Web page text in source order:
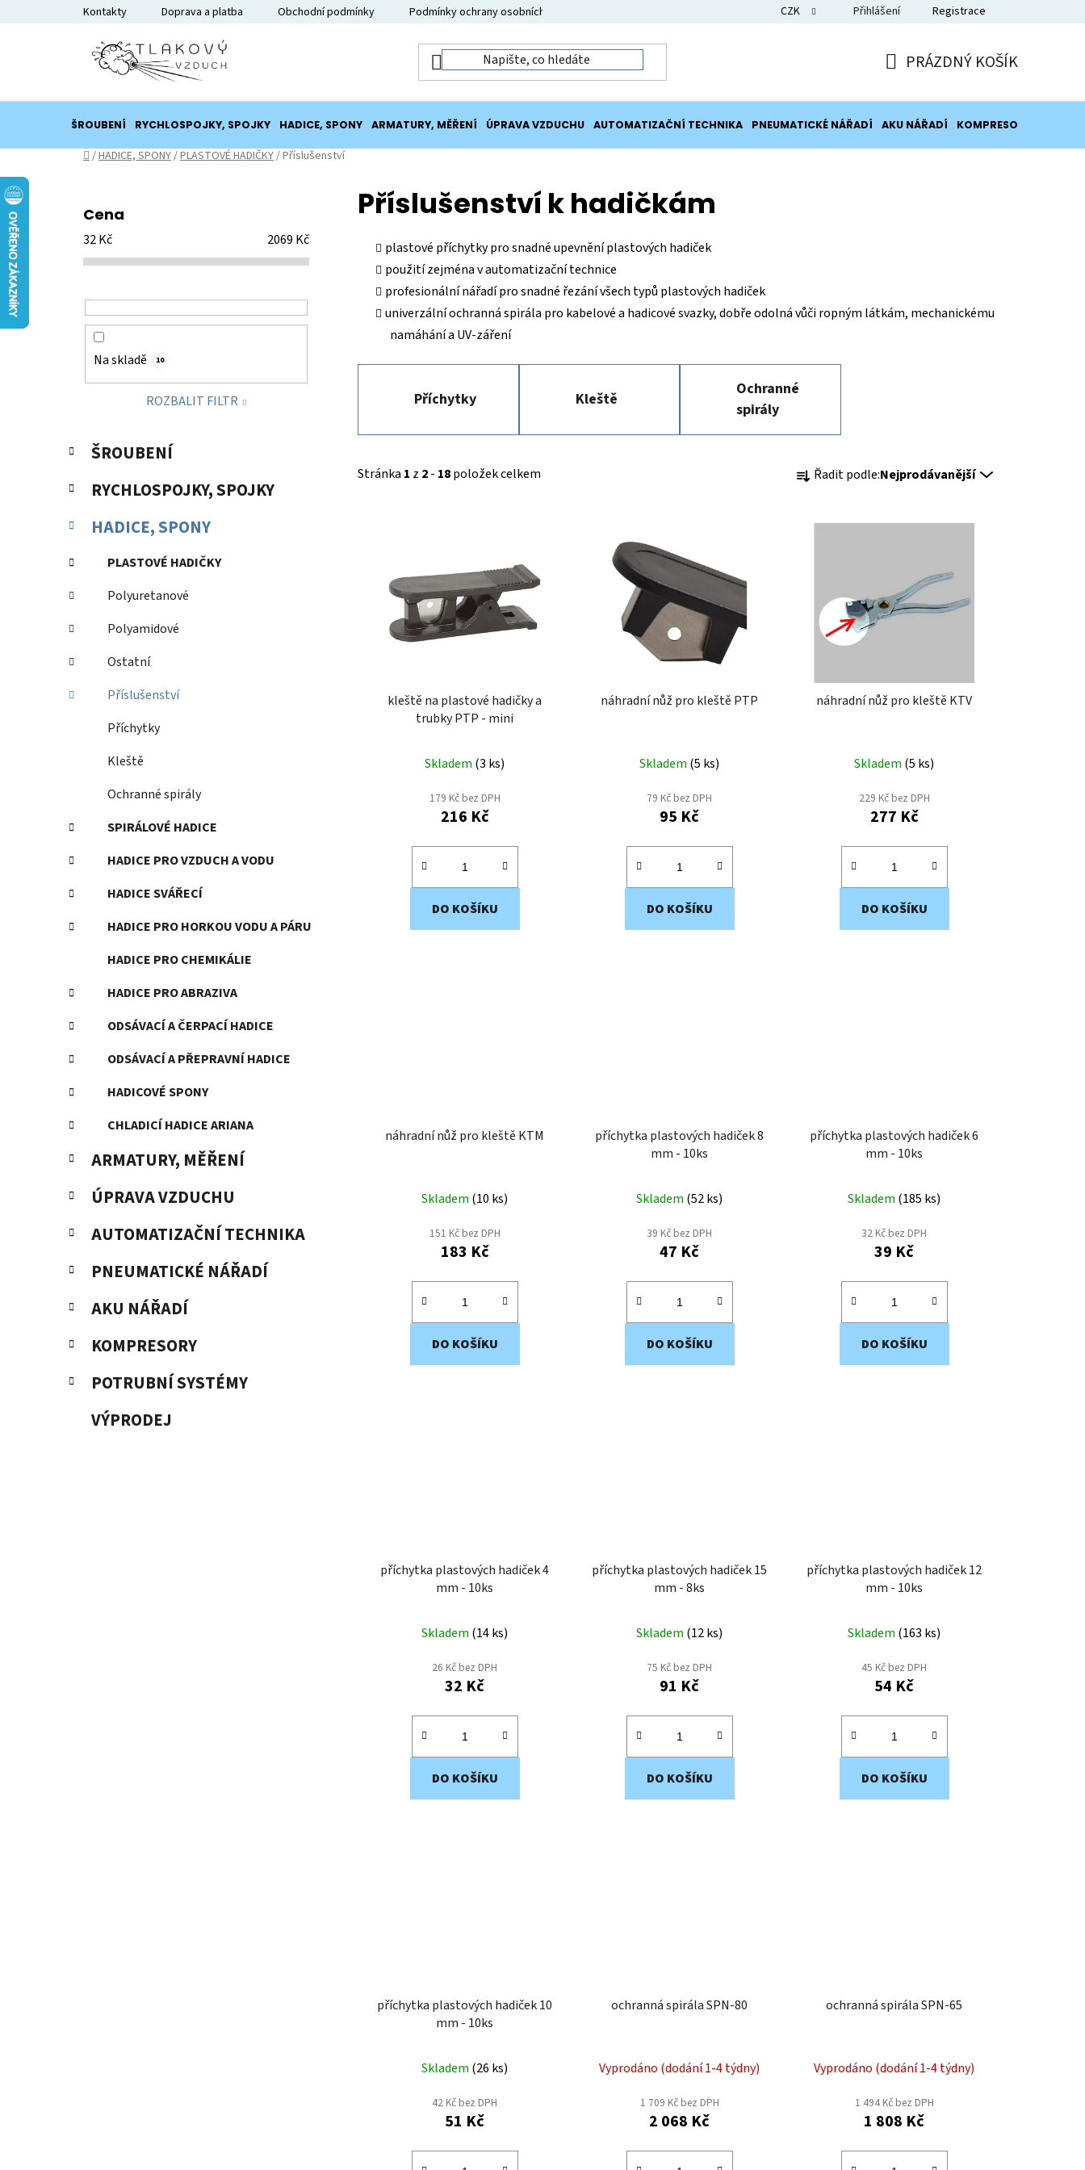
Kontakty Doprava a platba Obchodní podmínky Podmínky ochrany osobních údajů CZK Přihlášení Registrace
KOŠÍK
PRÁZDNÝ KOŠÍK
ŠROUBENÍ RYCHLOSPOJKY, SPOJKY HADICE, SPONY ARMATURY, MĚŘENÍ ÚPRAVA VZDUCHU AUTOMATIZAČNÍ TECHNIKA PNEUMATICKÉ NÁŘADÍ AKU NÁŘADÍ KOMPRESORY
Domů
/HADICE, SPONY/PLASTOVÉ HADIČKY/Příslušenství
l
Cena
32Kč 2069 Kč
Na skladě 10
ROZBALIT FILTR
Přeskočit
kategorie
K
a
t
e
o
i
ŠROUBENÍ
RYCHLOSPOJKY, SPOJKY
HADICE, SPONY
PLASTOVÉ HADIČKY
Polyuretanové
Polyamidové
Ostatní
Příslušenství
Příchytky
Kleště
Ochranné spirály
SPIRÁLOVÉ HADICE
HADICE PRO VZDUCH A VODU
HADICE SVÁŘECÍ
HADICE PRO HORKOU VODU A PÁRU
HADICE PRO CHEMIKÁLIE
HADICE PRO ABRAZIVA
ODSÁVACÍ A ČERPACÍ HADICE
ODSÁVACÍ A PŘEPRAVNÍ HADICE
HADICOVÉ SPONY
CHLADICÍ HADICE ARIANA
ARMATURY, MĚŘENÍ
ÚPRAVA VZDUCHU
AUTOMATIZAČNÍ TECHNIKA
PNEUMATICKÉ NÁŘADÍ
AKU NÁŘADÍ
KOMPRESORY
POTRUBNÍ SYSTÉMY
VÝPRODEJ
Příslušenství k hadičkám
plastové příchytky pro snadné upevnění plastových hadiček
použití zejména v automatizační technice
profesionální nářadí pro snadné řezání všech typů plastových hadiček
univerzální ochranná spirála pro kabelové a hadicové svazky, dobře odolná vůči ropným látkám, mechanickému
namáhání a UV-záření
Příchytky Kleště
Ochranné
spirály
Stránka 1 z 2- 18položek celkem a Řadit podle:Nejprodávanější
kleště na plastové hadičky a
trubky PTP - mini
Skladem (3 ks)
179 Kč bez DPH
216 Kč
DO KOŠÍKU
náhradní nůž pro kleště PTP
Skladem (5 ks)
79 Kč bez DPH
95 Kč
DO KOŠÍKU
náhradní nůž pro kleště KTV
Skladem (5 ks)
229 Kč bez DPH
277 Kč
DO KOŠÍKU
náhradní nůž pro kleště KTM
Skladem (10 ks)
151 Kč bez DPH
183 Kč
DO KOŠÍKU
příchytka plastových hadiček 8
mm - 10ks
Skladem (52 ks)
39 Kč bez DPH
47 Kč
DO KOŠÍKU
příchytka plastových hadiček 6
mm - 10ks
Skladem (185 ks)
32 Kč bez DPH
39 Kč
DO KOŠÍKU
příchytka plastových hadiček 4
mm - 10ks
Skladem (14 ks)
26 Kč bez DPH
32 Kč
DO KOŠÍKU
příchytka plastových hadiček 15
mm - 8ks
Skladem (12 ks)
75 Kč bez DPH
91 Kč
DO KOŠÍKU
příchytka plastových hadiček 12
mm - 10ks
Skladem (163 ks)
45 Kč bez DPH
54 Kč
DO KOŠÍKU
příchytka plastových hadiček 10
mm - 10ks
Skladem (26 ks)
42 Kč bez DPH
51 Kč
ochranná spirála SPN-80
Vyprodáno (dodání 1-4 týdny)
1 709 Kč bez DPH
2 068 Kč
ochranná spirála SPN-65
Vyprodáno (dodání 1-4 týdny)
1 494 Kč bez DPH
1 808 Kč